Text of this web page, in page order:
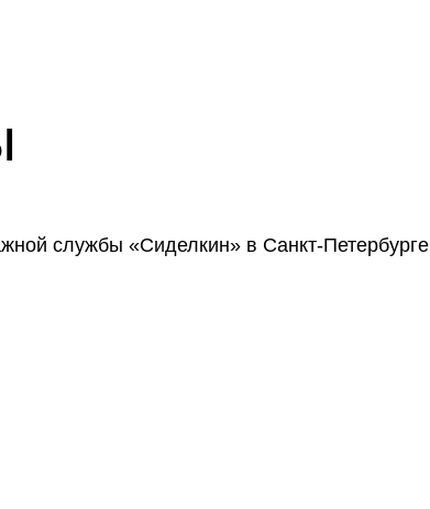
службы «Сиделкин» в Санкт-Петербурге